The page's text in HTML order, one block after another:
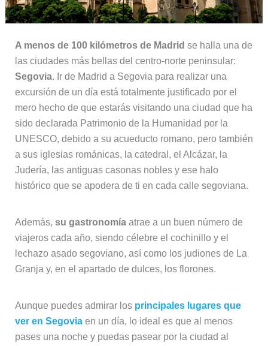
A menos de 100 kilómetros de Madrid se halla una de
las ciudades más bellas del centro-norte peninsular:
Segovia. Ir de Madrid a Segovia para realizar una
excursión de un día está totalmente justificado por el
mero hecho de que estarás visitando una ciudad que ha
sido declarada Patrimonio de la Humanidad por la
UNESCO, debido a su acueducto romano, pero también
a sus iglesias románicas, la catedral, el Alcázar, la
Judería, las antiguas casonas nobles y ese halo
histórico que se apodera de ti en cada calle segoviana.
Además, su gastronomíaatrae a un buen número de
viajeros cada año, siendo célebre el cochinillo y el
lechazo asado segoviano, así como los judiones de La
Granja y, en el apartado de dulces, los florones.
Aunque puedes admirar los principales lugares que
ver en Segoviaen un día, lo ideal es que al menos
pases una noche y puedas pasear por la ciudad al